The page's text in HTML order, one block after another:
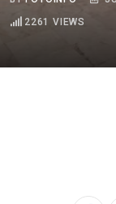
2261 VIEWS